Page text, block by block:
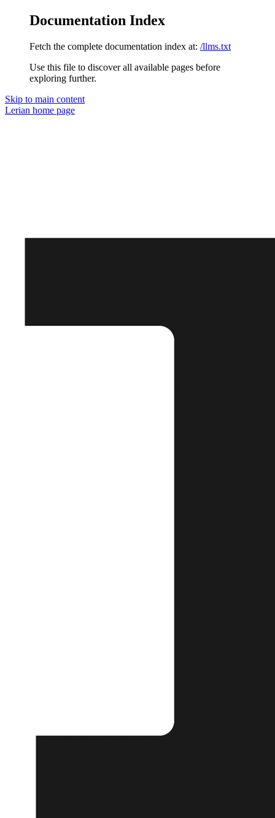
Documentation Index
Fetch the complete documentation index at: /llms.txt
Use this file to discover all available pages before
exploring further.
Skip to main content
Lerian home page